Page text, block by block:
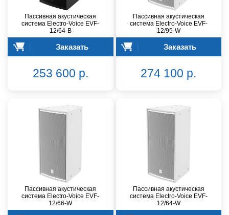
Пассивная акустическая
система Electro-Voice EVF-
12/64-B
Заказать
253 600 р.
Пассивная акустическая
система Electro-Voice EVF-
12/95-W
Заказать
274 100 р.
Пассивная акустическая
система Electro-Voice EVF-
12/66-W
Пассивная акустическая
система Electro-Voice EVF-
12/64-W